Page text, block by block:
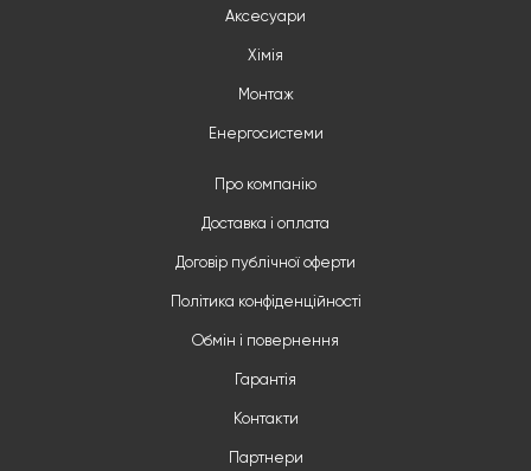
Аксесуари
Хімія
Монтаж
Енергосистеми
Про компанію
Доставка і оплата
Договір публічної оферти
Політика конфіденційності
Обмін і повернення
Гарантія
Контакти
Партнери